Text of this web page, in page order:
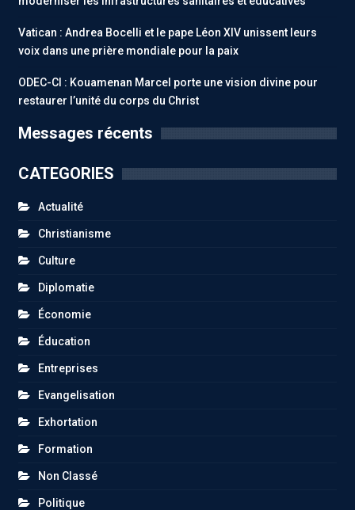
Vatican : Andrea Bocelli et le pape Léon XIV unissent leurs
voix dans une prière mondiale pour la paix
ODEC-CI : Kouamenan Marcel porte une vision divine pour
restaurer l’unité du corps du Christ
Messages récents
CATEGORIES
Actualité
Christianisme
Culture
Diplomatie
Économie
Éducation
Entreprises
Evangelisation
Exhortation
Formation
Non Classé
Politique